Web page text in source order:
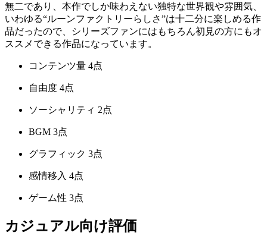
無二であり、本作でしか味わえない独特な世界観や雰囲気、
いわゆる“ルーンファクトリーらしさ”は十二分に楽しめる作
品だったので、シリーズファンにはもちろん初見の方にもオ
ススメできる作品になっています。
コンテンツ量 4点
自由度 4点
ソーシャリティ 2点
BGM 3点
グラフィック 3点
感情移入 4点
ゲーム性 3点
カジュアル向け評価